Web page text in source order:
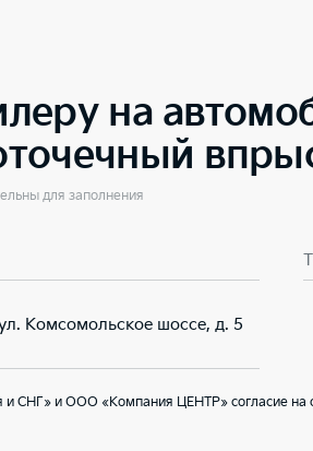
на
для заполнения
Комсомольское шоссе, д. 5
СНГ» и ООО «Компания ЦЕНТР» согласие на